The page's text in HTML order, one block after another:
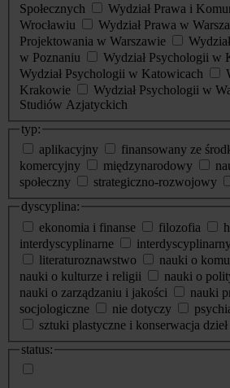
Społecznych
Wydział Prawa i
Wrocławiu
Wydział Prawa w
Projektowania w Warszawie
w Poznaniu
Wydział Psychologii w
Wydział Psychologii w Katowicach
Krakowie
Wydział Psychologii w
Studiów Azjatyckich
typ:
aplikacyjny
finansowany ze
komercyjny
międzynarodowy
społeczny
strategiczno-rozwojowy
dyscyplina:
ekonomia i finanse
filozofia
interdyscyplinarne
literaturoznawstwo
nauki o
nauki o kulturze i religii
nauki o
nauki o zarządzaniu i jakości
nauki
socjologiczne
nie dotyczy
sztuki plastyczne i konserwacja
status: